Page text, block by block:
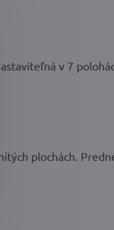
v 7
plochách.